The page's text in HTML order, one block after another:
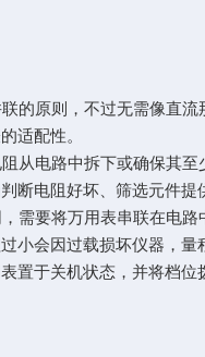
原则，不过无需像直流
适配性。
电路中拆下或确保其至
断电阻好坏、筛选元件提
要将万用表串联在电路
小会因过载损坏仪器，量
于关机状态，并将档位